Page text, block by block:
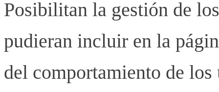
Posibilitan la gestión de
pudieran incluir en la
del comportamiento de los